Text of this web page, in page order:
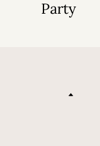
Party